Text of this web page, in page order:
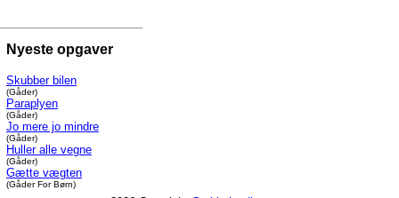
Nyeste opgaver
Skubber bilen
(Gåder)
Paraplyen
(Gåder)
Jo mere jo mindre
(Gåder)
Huller alle vegne
(Gåder)
Gætte vægten
(Gåder For Børn)